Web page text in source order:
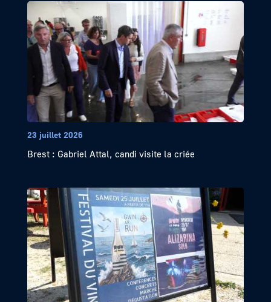
23 juillet 2026
Brest : Gabriel Attal, candi visite la criée